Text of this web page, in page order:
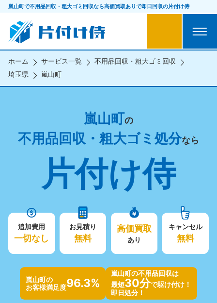
嵐山町で不用品回収・粗大ゴミ回収なら高価買取ありで即日回収の片付け侍
ホーム サービス一覧
不用品回収・粗大ゴミ回収
埼玉県
嵐山町
嵐山町の
不用品回収・粗大ゴミ処分なら
片付け侍
追加費用
一切なし
お見積り
無料
高価買取
あり
キャンセル
無料
嵐山町の
お客様満足度96.3%
嵐山町の不用品回収は
最短30分で駆け付け！
即日処分！